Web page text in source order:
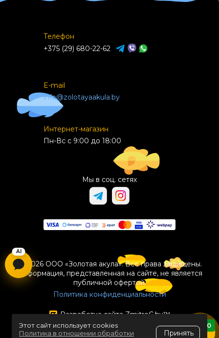
Телефон
+375 (29) 680-22-62
E-mail
info@zolotayaakula.by
Интернет-магазин
Пн-Вс с 9:00 до 18:00
Мы в соц. сетях
© 2026 ООО «Золотая акула». Все права защищены.
Информация, представленная на сайте, не является
публичной офертой.
Политика конфиденциальности
Разработка сайтаZmitroC.by™
0
Этот сайт использует cookies
Политика в отношении обработки
Принять